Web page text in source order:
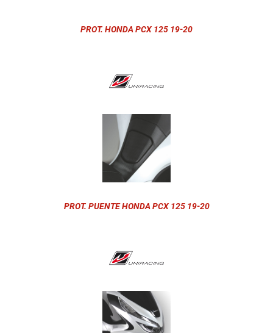
PROT. HONDA PCX 125 19-20
PROT. PUENTE HONDA PCX 125 19-20